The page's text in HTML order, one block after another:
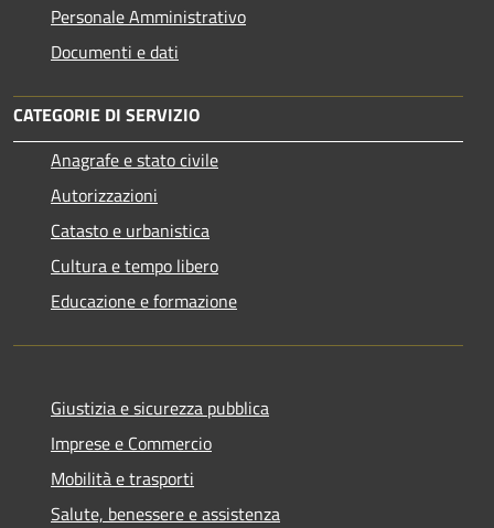
Personale Amministrativo
Documenti e dati
CATEGORIE DI SERVIZIO
Anagrafe e stato civile
Autorizzazioni
Catasto e urbanistica
Cultura e tempo libero
Educazione e formazione
Giustizia e sicurezza pubblica
Imprese e Commercio
Mobilità e trasporti
Salute, benessere e assistenza